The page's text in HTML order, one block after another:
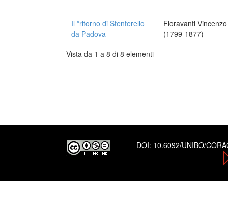
Il *ritorno di Stenterello
da Padova
Fioravanti Vincenzo
(1799-1877)
Vista da 1 a 8 di 8 elementi
DOI: 10.6092/UNIBO/